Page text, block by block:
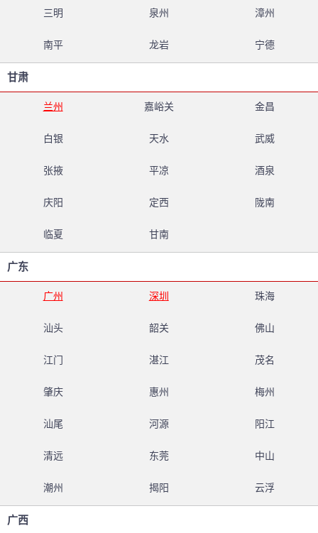
三明 泉州 漳州
南平 龙岩 宁德
甘肃
兰州 嘉峪关 金昌
白银 天水 武威
张掖 平凉 酒泉
庆阳 定西 陇南
临夏 甘南
广东
广州 深圳 珠海
汕头 韶关 佛山
江门 湛江 茂名
肇庆 惠州 梅州
汕尾 河源 阳江
清远 东莞 中山
潮州 揭阳 云浮
广西